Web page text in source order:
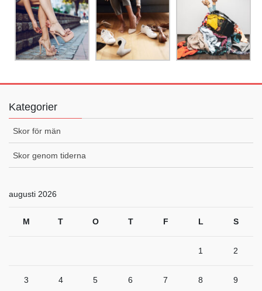
Kategorier
Skor för män
Skor genom tiderna
augusti 2026
M T O T F L S
1 2
3 4 5 6 7 8 9